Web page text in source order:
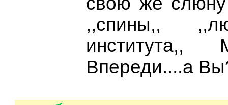
,,спины,,
института,,
Впереди....а